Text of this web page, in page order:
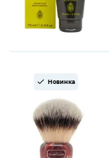
Новинка